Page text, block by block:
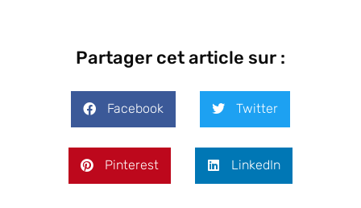
Partager cet article sur :
Facebook Twitter
Pinterest LinkedIn